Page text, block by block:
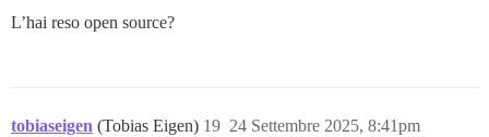
L’hai reso open source?
tobiaseigen (Tobias Eigen) 24 Settembre 2025, 8:41pm
19